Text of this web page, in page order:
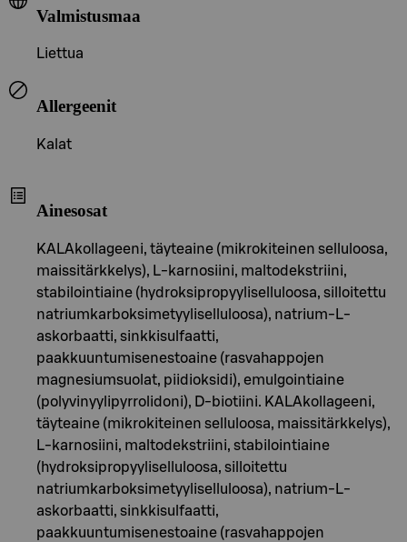
Valmistusmaa
Liettua
Allergeenit
Kalat
Ainesosat
KALAkollageeni, täyteaine (mikrokiteinen selluloosa,
maissitärkkelys), L-karnosiini, maltodekstriini,
stabilointiaine (hydroksipropyyliselluloosa, silloitettu
natriumkarboksimetyyliselluloosa), natrium-L-
askorbaatti, sinkkisulfaatti,
paakkuuntumisenestoaine (rasvahappojen
magnesiumsuolat, piidioksidi), emulgointiaine
(polyvinyylipyrrolidoni), D-biotiini. KALAkollageeni,
täyteaine (mikrokiteinen selluloosa, maissitärkkelys),
L-karnosiini, maltodekstriini, stabilointiaine
(hydroksipropyyliselluloosa, silloitettu
natriumkarboksimetyyliselluloosa), natrium-L-
askorbaatti, sinkkisulfaatti,
paakkuuntumisenestoaine (rasvahappojen